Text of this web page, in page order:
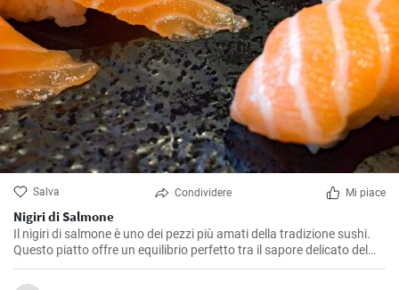
Salva Condividere Mi piace
Nigiri di Salmone
Il nigiri di salmone è uno dei pezzi più amati della tradizione sushi.
Questo piatto offre un equilibrio perfetto tra il sapore delicato del
riso e quello ricco e seducente del salmone. Ecco come prepararlo a
casa.